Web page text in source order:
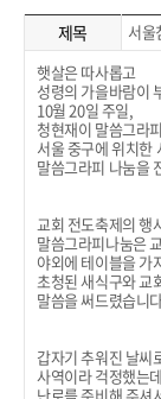
제목
서울
햇살은 따사롭고
성령의 가을바람이
10월 20일 주일,
청현재이 말씀그라
서울 중구에 위치한
말씀그라피 나눔을
교회 전도축제의 행
말씀그라피나눔은
야외에 테이블을 가
초청된 새식구와 교
말씀을 써드렸습니
갑자기 추워진 날씨
사역이라 걱정했는